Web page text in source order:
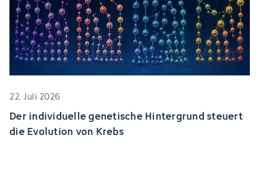
22. Juli 2026
Der individuelle genetische Hintergrund steuert
die Evolution von Krebs